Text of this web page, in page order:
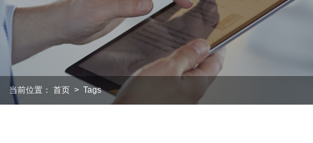
当前位置： 首页 > Tags